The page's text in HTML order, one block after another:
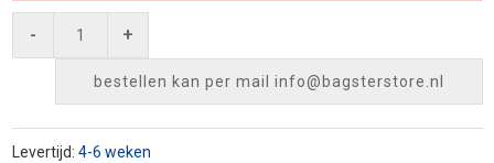
- +
bestellen kan per mail info@bagsterstore.nl
Levertijd: 4-6 weken